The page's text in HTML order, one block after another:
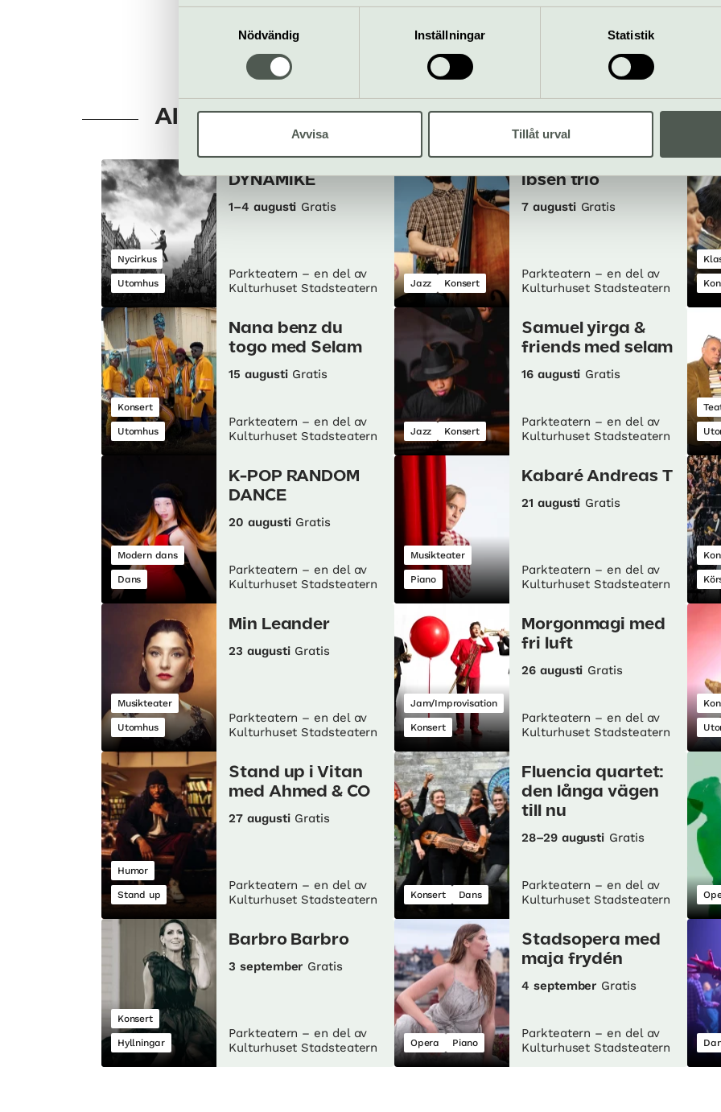
informationen med annan information som du har tillhandahållit eller som de har samlat in
Nödvändig
Inställningar Statistik
Avvisa Tillåt urval
Allt som händer – Parkteatern – en del av
Nycirkus
Utomhus
DYNAMIKE
1–4 augusti Gratis
Parkteatern – en del av
Kulturhuset Stadsteatern
Jazz Konsert
Ibsen trio
7 augusti Gratis
Parkteatern – en del av
Kulturhuset Stadsteatern
Konsert
Utomhus
Nana benz du
togo med Selam
15 augusti Gratis
Parkteatern – en del av
Kulturhuset Stadsteatern
Jazz Konsert
Samuel yirga &
friends med selam
16 augusti Gratis
Parkteatern – en del av
Kulturhuset Stadsteatern
Modern dans
Dans
K-POP RANDOM
DANCE
20 augusti Gratis
Parkteatern – en del av
Kulturhuset Stadsteatern
Musikteater
Piano
Kabaré Andreas T
21 augusti Gratis
Parkteatern – en del av
Kulturhuset Stadsteatern
Musikteater
Utomhus
Min Leander
23 augusti Gratis
Parkteatern – en del av
Kulturhuset Stadsteatern
Jam/Improvisation
Konsert
Morgonmagi med
fri luft
26 augusti Gratis
Parkteatern – en del av
Kulturhuset Stadsteatern
Humor
Stand up
Stand up i Vitan
med Ahmed & CO
27 augusti Gratis
Parkteatern – en del av
Kulturhuset Stadsteatern
Konsert Dans
Fluencia quartet:
den långa vägen
till nu
28–29 augusti Gratis
Parkteatern – en del av
Kulturhuset Stadsteatern
Konsert
Hyllningar
Barbro Barbro
3 september Gratis
Parkteatern – en del av
Kulturhuset Stadsteatern
Opera Piano
Stadsopera med
maja frydén
4 september Gratis
Parkteatern – en del av
Kulturhuset Stadsteatern